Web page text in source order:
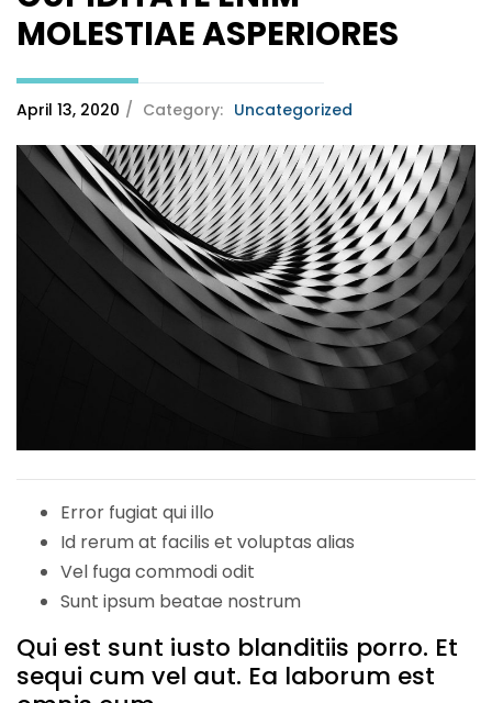
MOLESTIAE ASPERIORES
April 13, 2020 / Category: Uncategorized
Error fugiat qui illo
Id rerum at facilis et voluptas alias
Vel fuga commodi odit
Sunt ipsum beatae nostrum
Qui est sunt iusto blanditiis porro. Et
sequi cum vel aut. Ea laborum est